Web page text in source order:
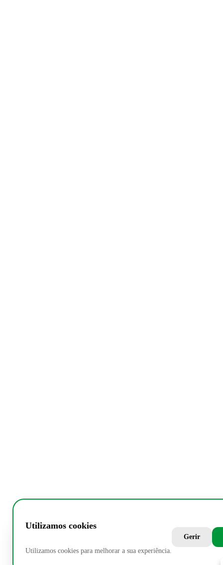
Utilizamos cookies
Utilizamos cookies para melhorar a sua experiência.
Gerir